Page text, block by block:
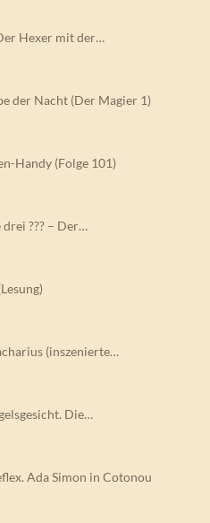
Hexer mit der…
der Nacht (Der Magier 1)
Handy (Folge 101)
??? – Der…
(inszenierte…
Die…
Ada Simon in Cotonou